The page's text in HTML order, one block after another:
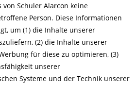
Schuler Alarcon keine
Person. Diese Informationen
um (1) die Inhalte unserer
(2) die Inhalte unserer
für diese zu optimieren, (3)
unserer
Systeme und der Technik unserer